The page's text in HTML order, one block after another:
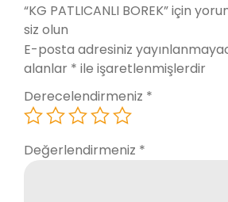
“KG PATLICANLI BOREK” için
siz olun
E-posta adresiniz
alanlar * ile işaretlenmişlerdir
Derecelendirmeniz *
Değerlendirmeniz *